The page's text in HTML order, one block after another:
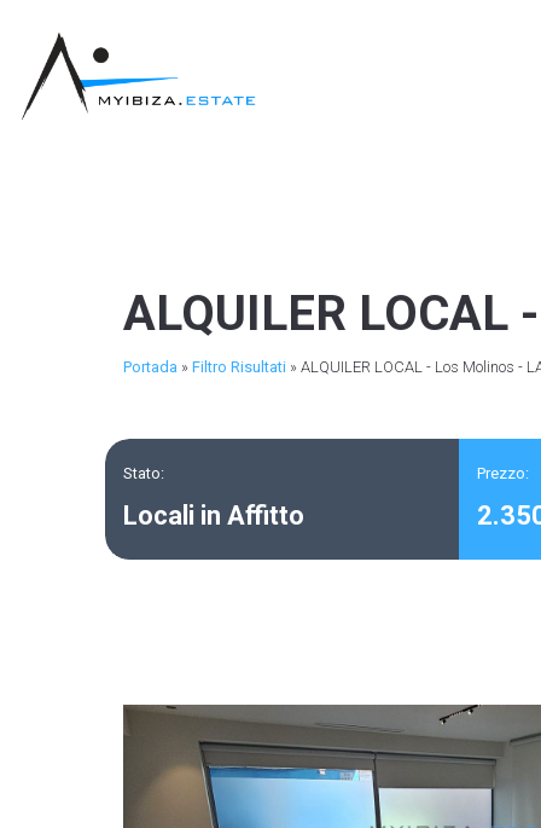
ALQUILER
Portada » Filtro Risultati » ALQUILER LOCAL - Los Molinos -
Stato:
Locali in Affitto
Prezzo: